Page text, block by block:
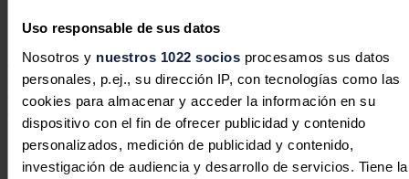
Uso responsable de sus datos
Nosotros y nuestros 1022 sociosprocesamos sus datos
personales, p.ej., su dirección IP, con tecnologías como las
cookies para almacenar y acceder la información en su
dispositivo con el fin de ofrecer publicidad y contenido
personalizados, medición de publicidad y contenido,
investigación de audiencia y desarrollo de servicios. Tiene la
consideró hoy de importancia "estratégica para la seguridad del
suministro" este proyecto, especialmente ante los cuellos de botella
en el comercio de combustibles fósiles causados por los conflictos
en Ucrania y Oriente Medio.
"Las actuales turbulencias geopolíticas demuestran claramente lo
importante que es aprovechar con inteligencia el potencial propio e